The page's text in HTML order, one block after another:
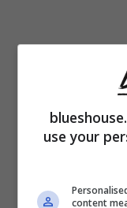
use your
content